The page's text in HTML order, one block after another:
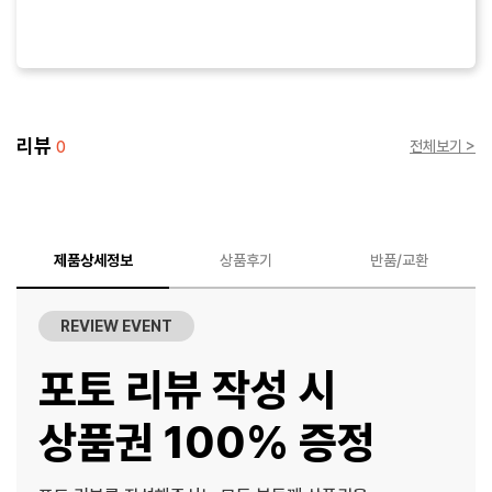
리뷰 0 전체보기 >
제품상세정보 상품후기 반품/교환
REVIEW EVENT
포토 리뷰 작성 시
상품권 100% 증정